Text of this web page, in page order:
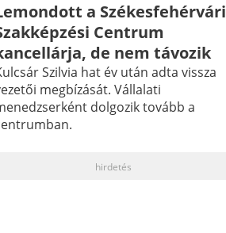
a Székesfehérvári
Centrum
de nem távozik
Szilvia hat év után adta vissza
megbízását. Vállalati
dolgozik tovább a
hirdetés